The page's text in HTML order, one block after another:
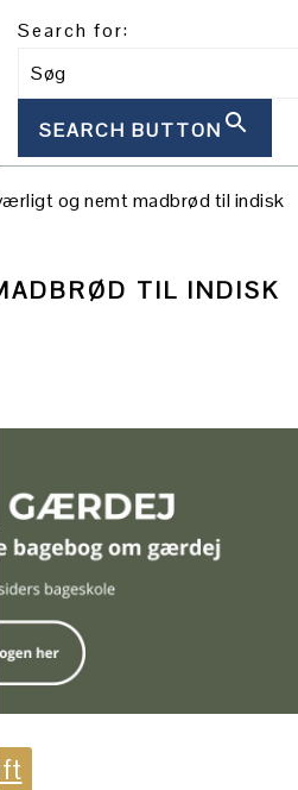
Search for:
SEARCH BUTTON
og nemt madbrød til indisk
TIL INDISK